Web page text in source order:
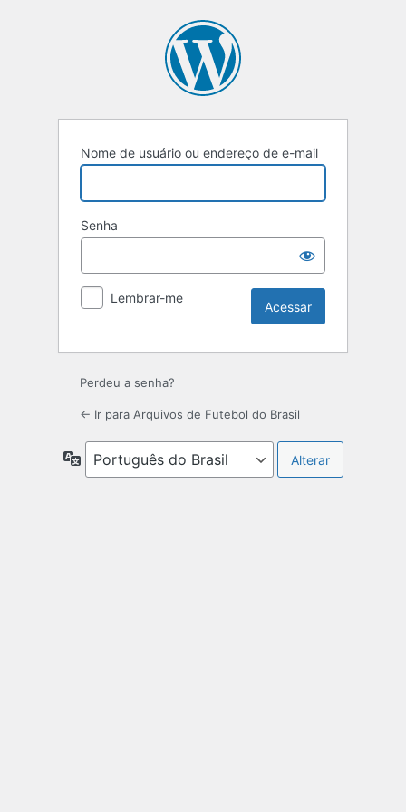
Nome de usuário ou endereço de e-mail
Senha
Lembrar-me
Perdeu a senha?
← Ir para Arquivos de Futebol do Brasil
Idioma